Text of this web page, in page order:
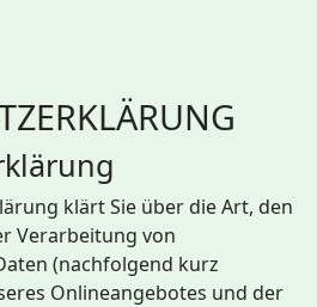
klärt Sie über die Art, den
Verarbeitung von
(nachfolgend kurz
Onlineangebotes und der